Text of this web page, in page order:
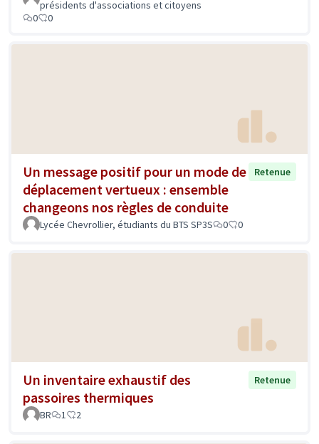
présidents d'associations et citoyens
0
0
Un message positif pour un mode de
déplacement vertueux : ensemble
changeons nos règles de conduite
Retenue
Lycée Chevrollier, étudiants du BTS SP3S 0 0
Un inventaire exhaustif des
passoires thermiques
Retenue
BR 1 2